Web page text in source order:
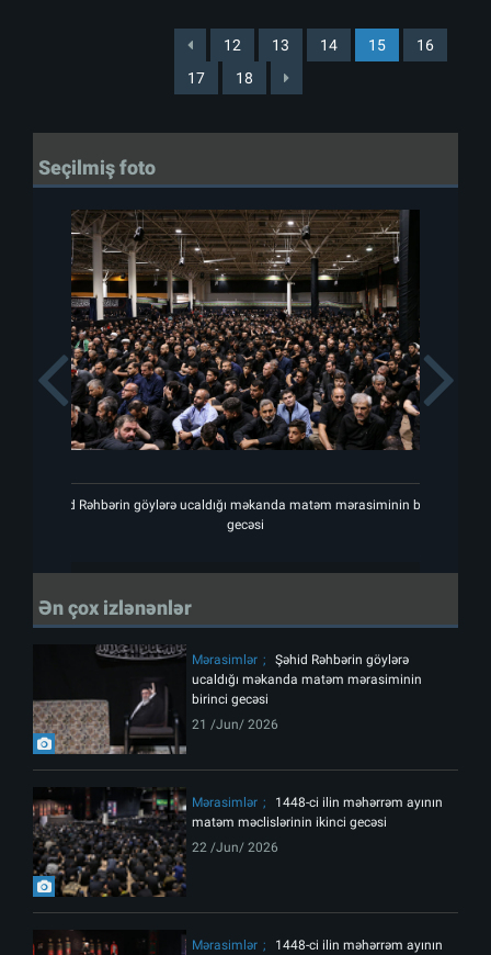
12 13 14 15
16
17
18
Seçilmiş foto
Şəhid Rəhbərin göylərə ucaldığı məkanda matəm mərasiminin birinci
gecəsi
Previous
Ən çox izlənənlər
Mərasimlər
Şəhid Rəhbərin göylərə
ucaldığı məkanda matəm mərasiminin
birinci gecəsi
21 /Jun/ 2026
Mərasimlər
1448-ci ilin məhərrəm ayının
matəm məclislərinin ikinci gecəsi
22 /Jun/ 2026
Mərasimlər
1448-ci ilin məhərrəm ayının